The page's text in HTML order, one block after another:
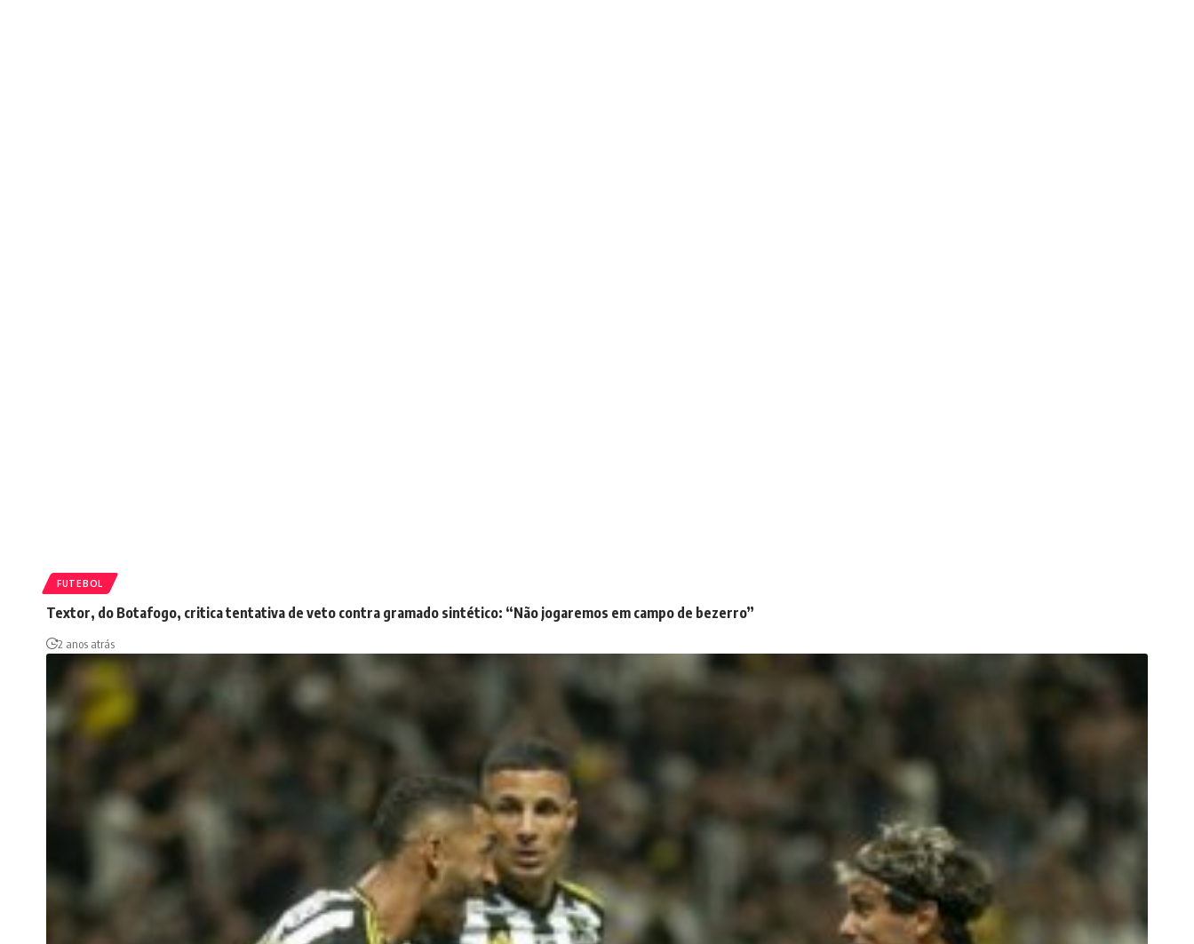
FUTEBOL
Textor, do Botafogo, critica tentativa de veto contra gramado sintético: “Não jogaremos em campo de bezerro”
2 anos atrás